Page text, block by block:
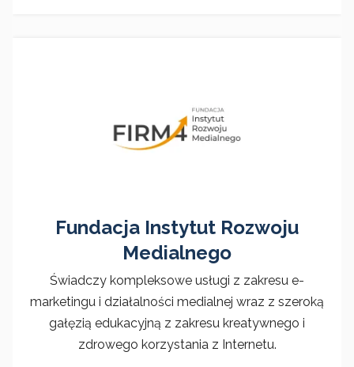
Fundacja Instytut Rozwoju
Medialnego
Świadczy kompleksowe usługi z zakresu e-
marketingu i działalności medialnej wraz z szeroką
gałęzią edukacyjną z zakresu kreatywnego i
zdrowego korzystania z Internetu.